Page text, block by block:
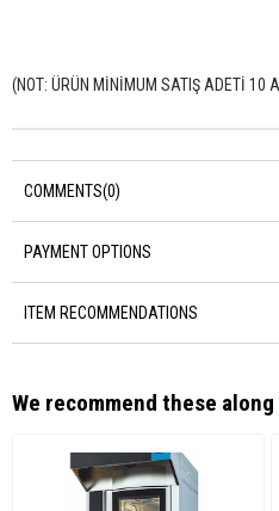
(NOT: ÜRÜN MİNİMUM SATIŞ ADETİ 10
COMMENTS(0)
PAYMENT OPTIONS
ITEM RECOMMENDATIONS
We recommend these